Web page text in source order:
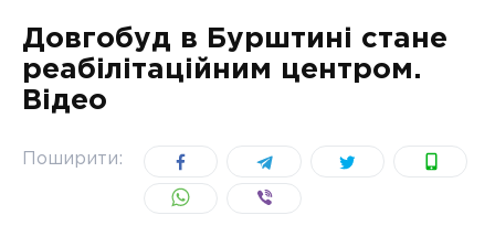
Довгобуд в Бурштині стане
реабілітаційним центром.
Відео
Поширити: